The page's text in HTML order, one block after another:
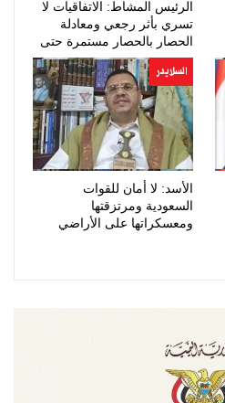
الرئيس المشاط: الاتفاقيات لا
تسري بأثر رجعي ومعادلة
الحصار بالحصار مستمرة حتى
تحقق…
السلايدر
الأسد: لا أمان للقوات
السعودية ومرتزقتها
ومعسكراتها على الأراضي